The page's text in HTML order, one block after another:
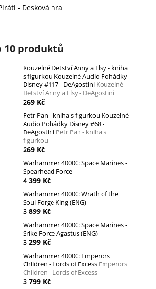
- Desková hra
10 produktů
Kouzelné Detství Anny a Elsy - kniha
s figurkou Kouzelné Audio Pohádky
Disney #117 - DeAgostini Kouzelné
Detství Anny a Elsy - DeAgostini
269 Kč
Petr Pan - kniha s figurkou Kouzelné
Audio Pohádky Disney #68 -
DeAgostini Petr Pan - kniha s
figurkou
269 Kč
Warhammer 40000: Space Marines -
Spearhead Force
4 399 Kč
Warhammer 40000: Wrath of the
Soul Forge King (ENG)
3 899 Kč
Warhammer 40000: Space Marines -
Srike Force Agastus (ENG)
3 299 Kč
Warhammer 40000: Emperors
Children - Lords of Excess Emperors
Children - Lords of Excess
3 799 Kč